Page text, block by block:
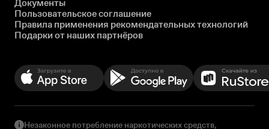
Документы
Пользовательское соглашение
Правила применения рекомендательных технологий
Подарки от наших партнёров
Незаконное потребление наркотических средств,